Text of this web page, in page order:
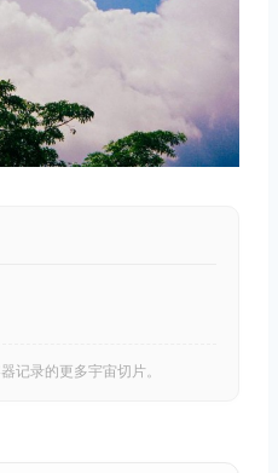
记录的更多宇宙切片。